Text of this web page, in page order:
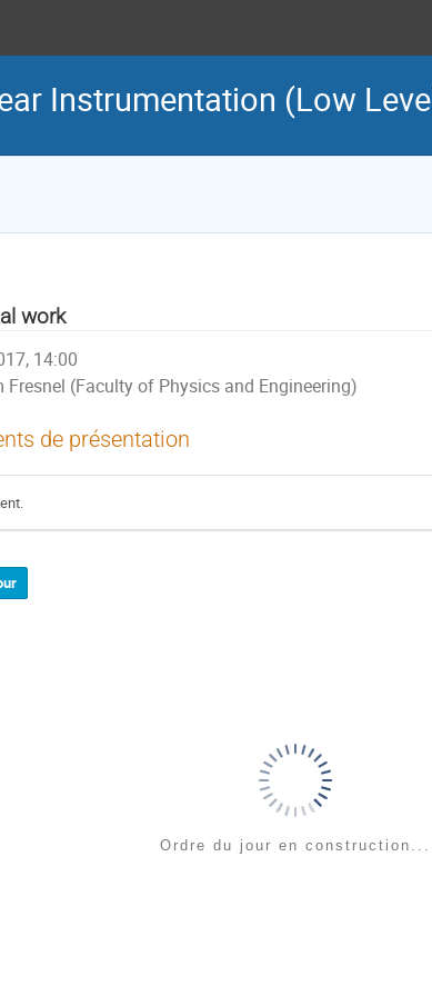
Instrumentation (Low
work
14:00
Fresnel (Faculty of Physics and Engineering)
de présentation
Ordre du jour en construction...